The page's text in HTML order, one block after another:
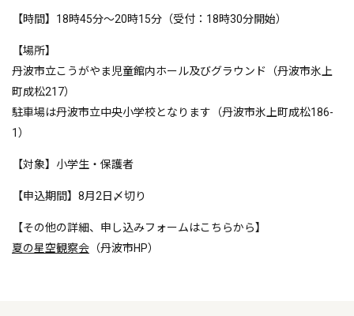
【時間】18時45分～20時15分（受付：18時30分開始）
【場所】
丹波市立こうがやま児童館内ホール及びグラウンド（丹波市氷上
町成松217）
駐車場は丹波市立中央小学校となります（丹波市氷上町成松186-
1）
【対象】小学生・保護者
【申込期間】8月2日〆切り
【その他の詳細、申し込みフォームはこちらから】
夏の星空観察会 （丹波市HP）